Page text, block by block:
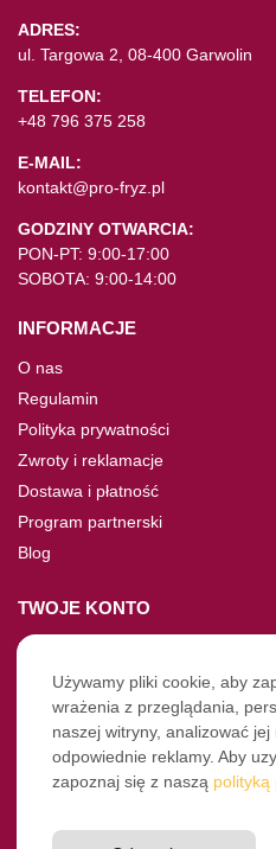
ADRES:
ul. Targowa 2, 08-400 Garwolin
TELEFON:
+48 796 375 258
E-MAIL:
kontakt@pro-fryz.pl
GODZINY OTWARCIA:
PON-PT: 9:00-17:00
SOBOTA: 9:00-14:00
INFORMACJE
O nas
Regulamin
Polityka prywatności
Zwroty i reklamacje
Dostawa i płatność
Program partnerski
Blog
TWOJE KONTO
Moje konto
Nie pamiętasz hasła?
Twoje zamówienia
NASZE SOCIALE
Instagram
Używamy pliki cookie, aby
wrażenia z przeglądania,
naszej witryny, analizować
odpowiednie reklamy. Aby
zapoznaj się z naszą polityką